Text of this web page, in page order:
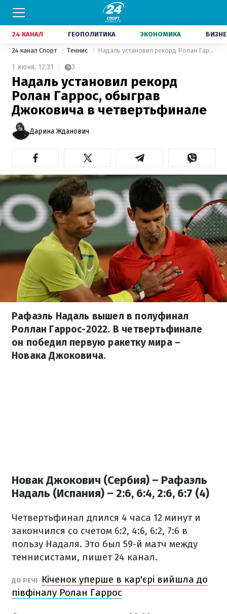
24 КАНАЛ ГЕОПОЛИТИКА ЭКОНОМИКА
24 канал Спорт Теннис Надаль установил рекорд Ролан Гаррос, обыграв Джоковича в четвертьфинале
1 июня, 12:31 3
Надаль установил рекорд
Ролан Гаррос, обыграв
Джоковича в четвертьфинале
Дарина Жданович
Рафаэль Надаль вышел в полуфинал
Роллан Гаррос-2022. В четвертьфинале
он победил первую ракетку мира –
Новака Джоковича.
Новак Джокович (Сербия) – Рафаэль
Надаль (Испания) – 2:6, 6:4, 2:6, 6:7 (4)
Четвертьфинал длился 4 часа 12 минут и
закончился со счетом 6:2, 4:6, 6:2, 7:6 в
пользу Надаля. Это был 59-й матч между
теннисистами, пишет 24 канал.
ДО РЕЧІ
Кіченок уперше в кар'єрі вийшла до
півфіналу Ролан Гаррос